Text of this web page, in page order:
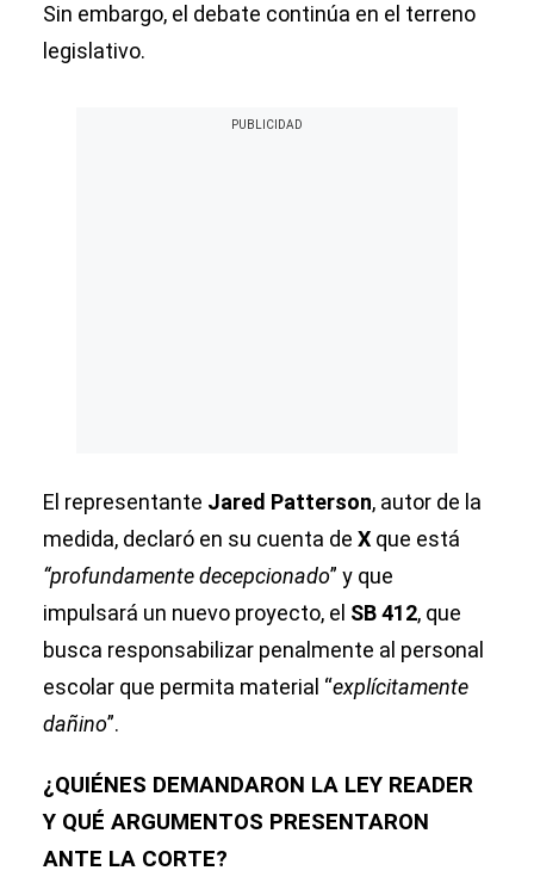
Sin embargo, el debate continúa en el terreno
legislativo.
El representante Jared Patterson, autor de la
medida, declaró en su cuenta de X que está
“profundamente decepcionado” y que
impulsará un nuevo proyecto, el SB 412, que
busca responsabilizar penalmente al personal
escolar que permita material “explícitamente
dañino”.
¿QUIÉNES DEMANDARON LA LEY READER
Y QUÉ ARGUMENTOS PRESENTARON
ANTE LA CORTE?